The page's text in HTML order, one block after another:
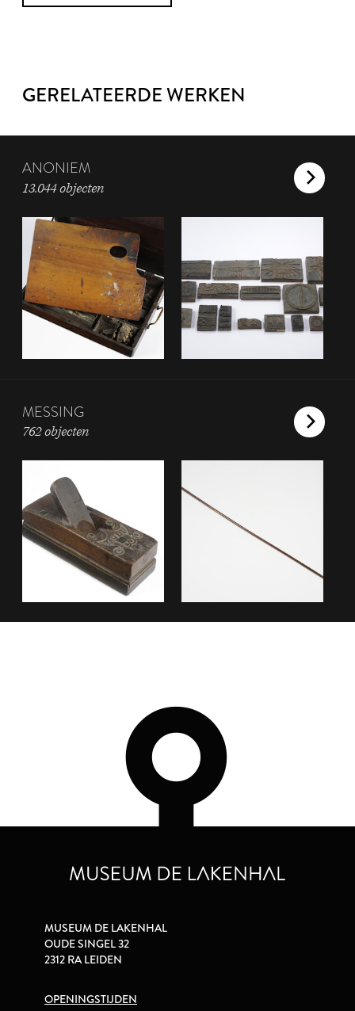
GERELATEERDE WERKEN
ANONIEM
13.044 objecten
MESSING
762 objecten
MUSEUM DE LAKENHAL
OUDE SINGEL 32
2312 RA LEIDEN
OPENINGSTIJDEN